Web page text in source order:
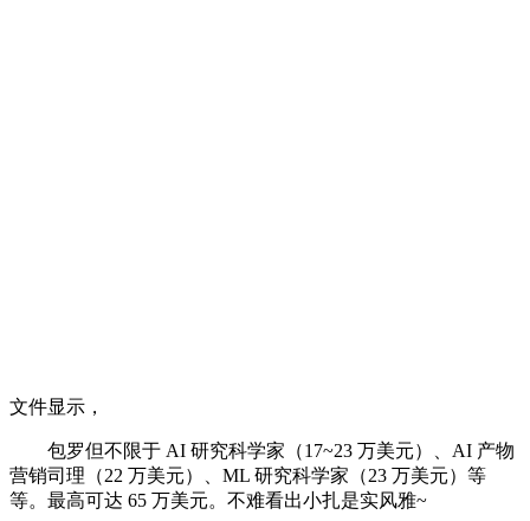
文件显示，
包罗但不限于 AI 研究科学家（17~23 万美元）、AI 产物
营销司理（22 万美元）、ML 研究科学家（23 万美元）等
等。最高可达 65 万美元。不难看出小扎是实风雅~